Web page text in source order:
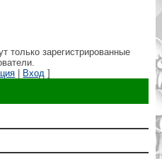
только зарегистрированные
| Вход ]